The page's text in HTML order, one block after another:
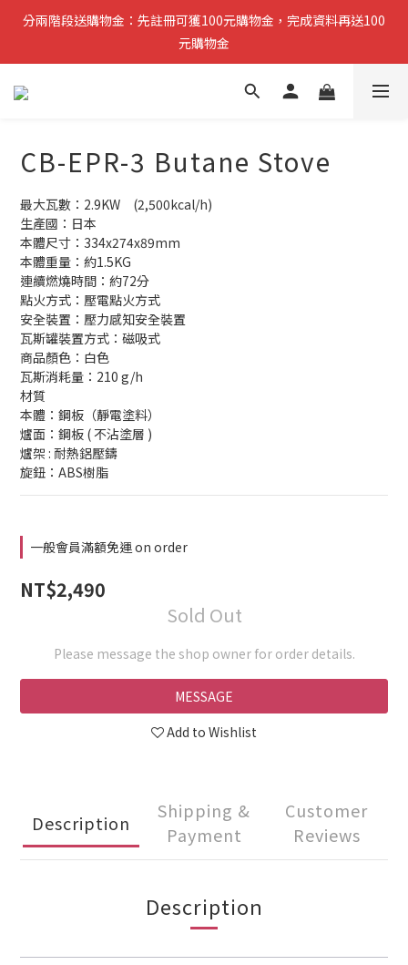
分兩階段送購物金：先註冊可獲100元購物金，完成資料再送100
元購物金
分兩階段送購物金：先註冊可獲100元購物金，完成資料再送100
元購物金
小提醒：先完成註冊即可領取第一筆購物金，稍後再補齊資料可再
複製分享連結給朋友，完成訂單推薦人可獲得200元購物金
分兩階段送購物金：先註冊可獲100元購物金，完成資料再送100
CB-EPR-3 Butane Stove
最大瓦數：2.9KW　(2,500kcal/h)
生產國：日本
本體尺寸：334x274x89mm
本體重量：約1.5KG
連續燃燒時間：約72分
點火方式：壓電點火方式
安全裝置：壓力感知安全裝置
瓦斯罐裝置方式：磁吸式
商品顏色：白色
瓦斯消耗量：210 g/h
材質
本體：鋼板（靜電塗料）
爐面：鋼板 ( 不沾塗層 )
爐架 : 耐熱鋁壓鑄
旋鈕：ABS樹脂
一般會員滿額免運 on order
NT$2,490
Sold Out
Please message the shop owner for order details.
MESSAGE
Add to Wishlist
Description
Shipping &
Payment
Customer
Reviews
Description